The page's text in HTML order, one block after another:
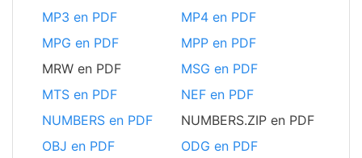
MP3 en PDF
MP4 en PDF
MPG en PDF
MPP en PDF
MRW en PDF
MSG en PDF
MTS en PDF
NEF en PDF
NUMBERS en PDF
NUMBERS.ZIP en PDF
OBJ en PDF
ODG en PDF